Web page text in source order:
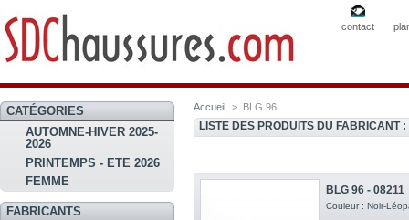
contact
CATÉGORIES
AUTOMNE-HIVER 2025-
2026
PRINTEMPS - ETE 2026
FEMME
FABRICANTS
Accueil > BLG 96
LISTE DES PRODUITS DU FABRICANT
BLG 96 - 08211
Couleur : Noir-